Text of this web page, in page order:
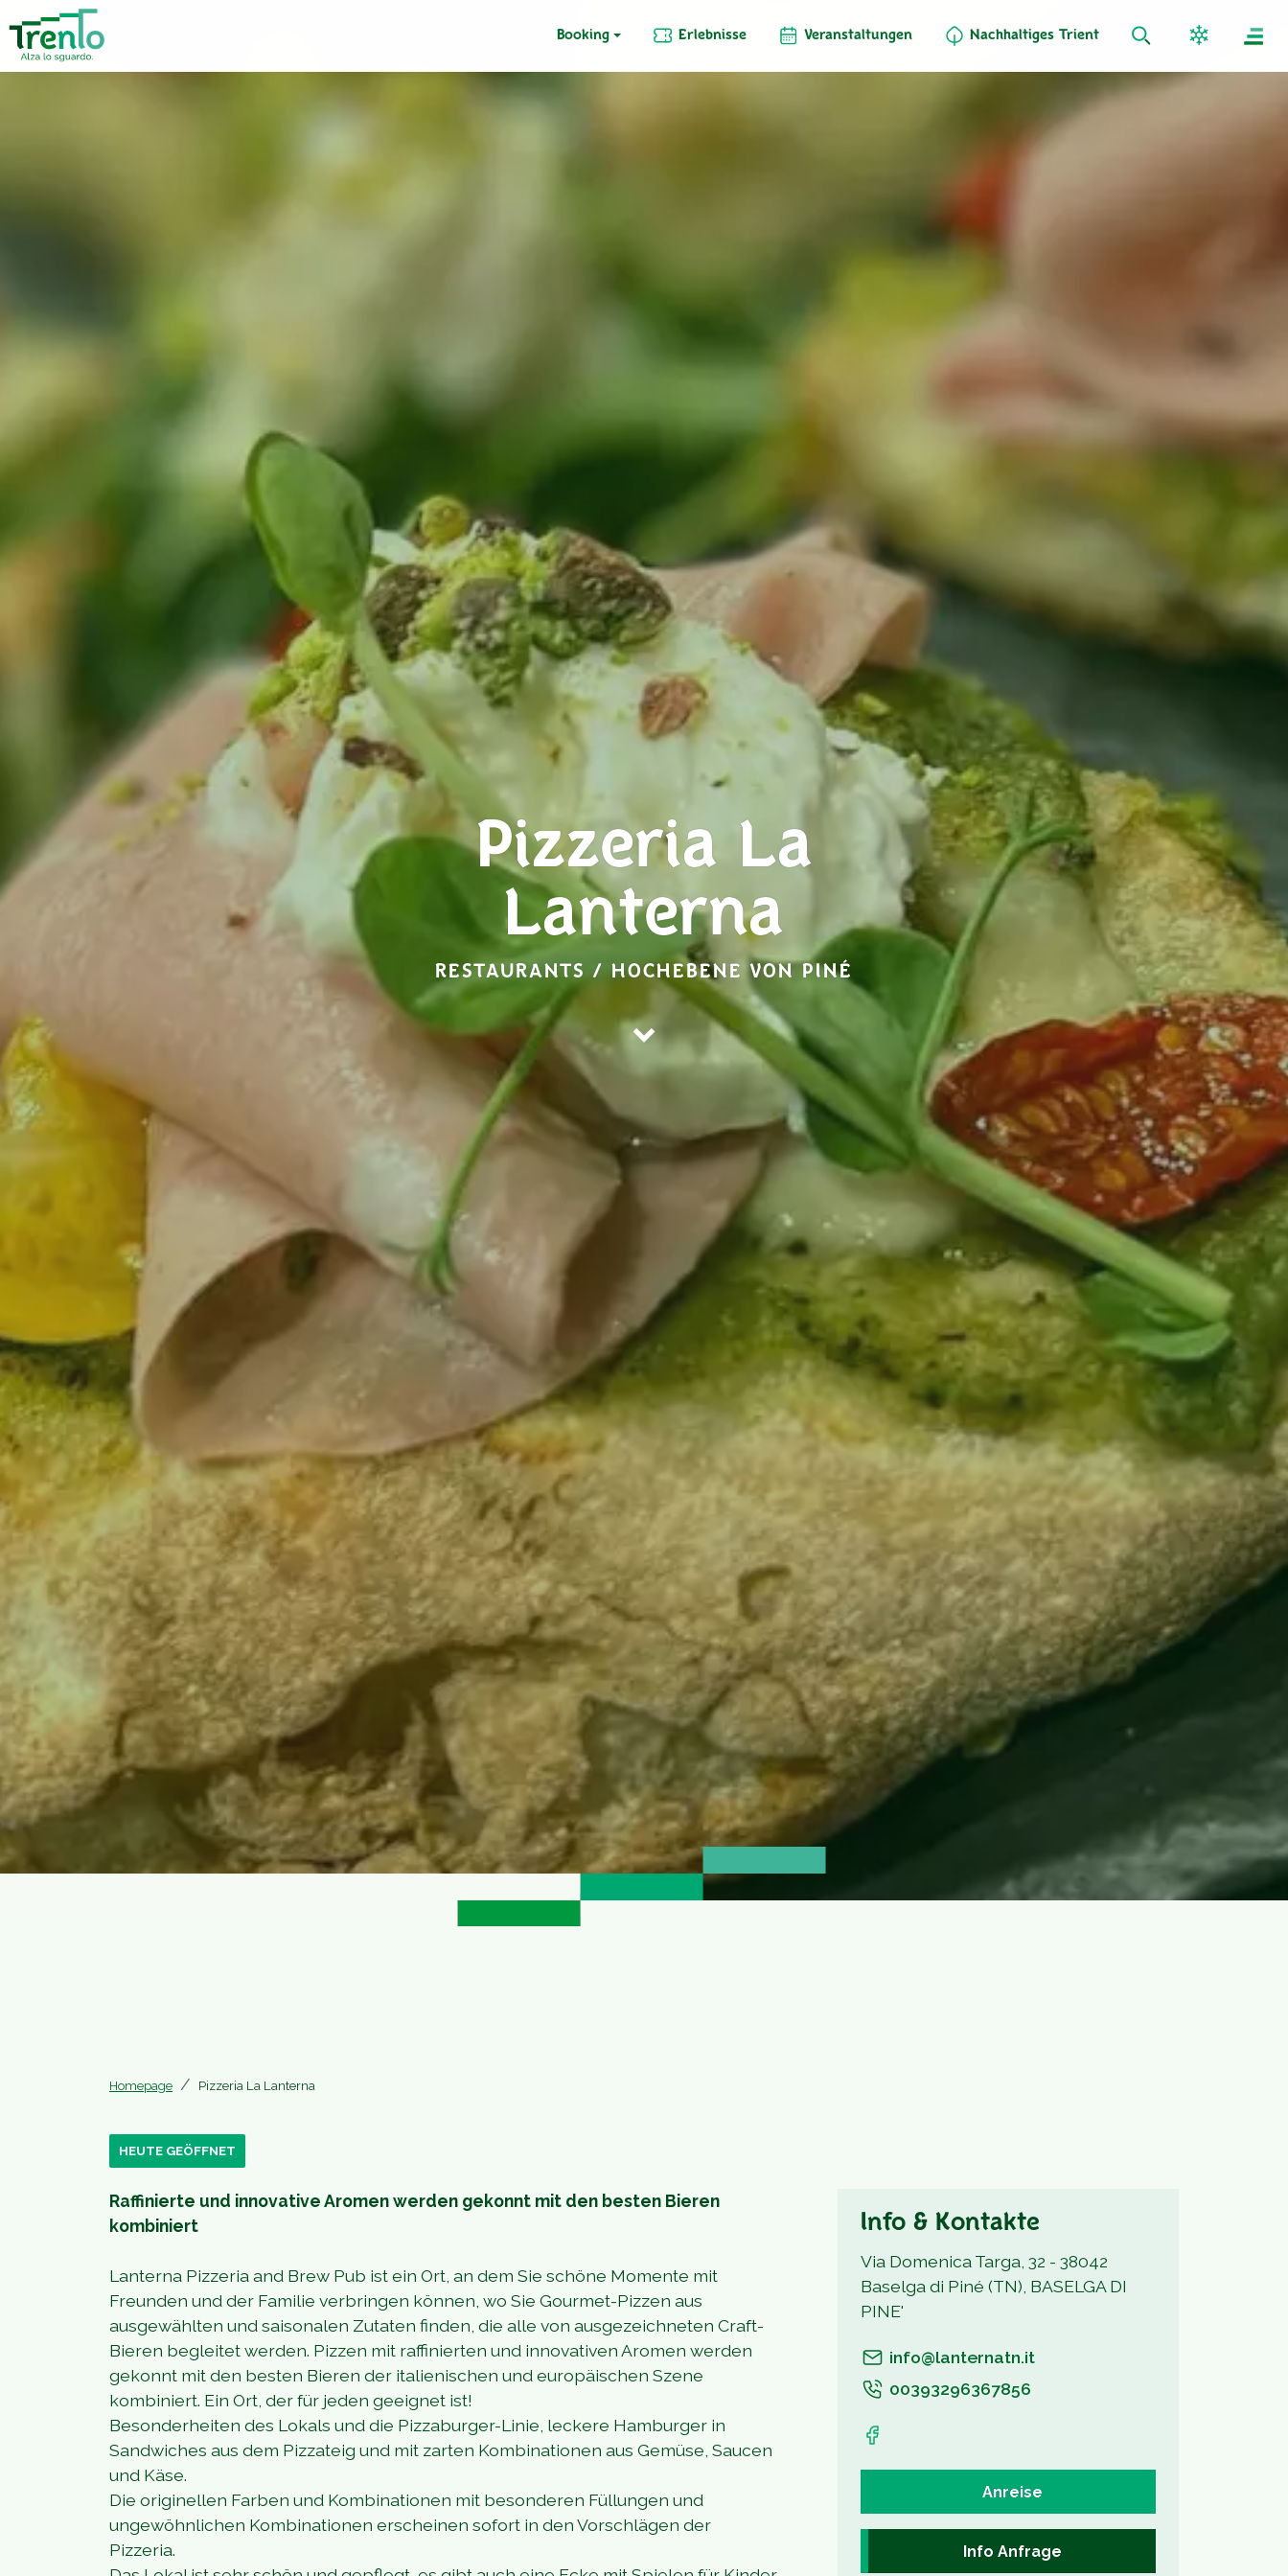
Booking Erlebnisse Veranstaltungen Nachhaltiges Trient
Pizzeria La
Lanterna
RESTAURANTS / HOCHEBENE VON PINÉ
Homepage Pizzeria La Lanterna
HEUTE GEÖFFNET
Raffinierte und innovative Aromen werden gekonnt mit den besten Bieren
kombiniert
Lanterna Pizzeria and Brew Pub ist ein Ort, an dem Sie schöne Momente mit
Freunden und der Familie verbringen können, wo Sie Gourmet-Pizzen aus
ausgewählten und saisonalen Zutaten finden, die alle von ausgezeichneten Craft-
Bieren begleitet werden. Pizzen mit raffinierten und innovativen Aromen werden
gekonnt mit den besten Bieren der italienischen und europäischen Szene
kombiniert. Ein Ort, der für jeden geeignet ist!
Besonderheiten des Lokals und die Pizzaburger-Linie, leckere Hamburger in
Sandwiches aus dem Pizzateig und mit zarten Kombinationen aus Gemüse, Saucen
und Käse.
Die originellen Farben und Kombinationen mit besonderen Füllungen und
ungewöhnlichen Kombinationen erscheinen sofort in den Vorschlägen der
Pizzeria.
Info & Kontakte
Via Domenica Targa, 32 - 38042
Baselga di Piné (TN), BASELGA DI
PINE'
info@lanternatn.it
00393296367856
Anreise
Info Anfrage